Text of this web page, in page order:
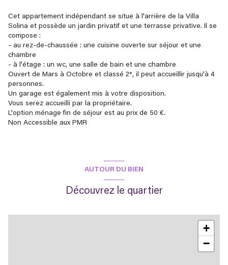
Cet appartement indépendant se situe à l'arrière de la Villa
Solina et possède un jardin privatif et une terrasse privative. Il se
compose :
- au rez-de-chaussée : une cuisine ouverte sur séjour et une
chambre
- à l'étage : un wc, une salle de bain et une chambre
Ouvert de Mars à Octobre et classé 2*, il peut accueillir jusqu'à 4
personnes.
Un garage est également mis à votre disposition.
Vous serez accueilli par la propriétaire.
L'option ménage fin de séjour est au prix de 50 €.
Non Accessible aux PMR
AUTOUR DU BIEN
Découvrez le quartier
+
−